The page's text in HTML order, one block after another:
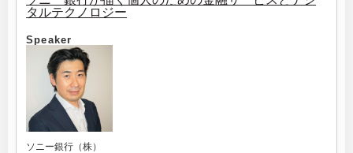
タルテクノロジー
Speaker
ソニー銀行（株）